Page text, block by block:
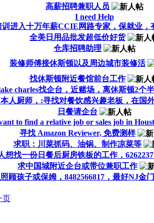
高薪招聘兼职人员
I need Help
训进入十万年薪CCIE网路专家，保就业，
全美日用品批发超低价好货
仓库招聘助理
装修师傅接休斯顿以及周边城市装修活
找休斯顿附近餐馆前台工作
charles找企台，近赌场，离休斯顿2个
人厨师，:寻找对餐饮感兴趣老板，在国
日餐请企台
to find a relative job or sales job in
寻找 Amazon Reviewer, 免费测样
求职：川菜抓码、油锅、制作凉菜等
想找一份日餐后厨房铁板的工作，
求中国城附近企台或带位兼职工作
顾孩子或保姆，8482566817，最好NJ金
页